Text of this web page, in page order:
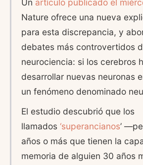
Un artículo publicado el
Nature ofrece una nueva
para esta discrepancia, y
debates más controvertidos
neurociencia: si los cerebros
desarrollar nuevas neuronas
un fenómeno denominado
El estudio descubrió que los
llamados ‘superancianos’
años o más que tienen la
memoria de alguien 30 años